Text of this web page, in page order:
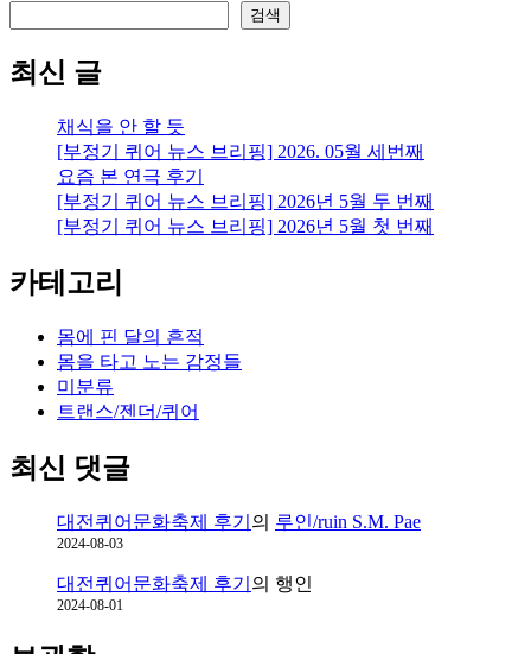
기
억:
22
을
기
법
검색
최신 글
채식을 안 할 듯
[부정기 퀴어 뉴스 브리핑] 2026. 05월 세번째
요즘 본 연극 후기
[부정기 퀴어 뉴스 브리핑] 2026년 5월 두 번째
[부정기 퀴어 뉴스 브리핑] 2026년 5월 첫 번째
카테고리
몸에 핀 달의 흔적
몸을 타고 노는 감정들
미분류
트랜스/젠더/퀴어
최신 댓글
대전퀴어문화축제 후기 의 루인/ruin S.M. Pae
2024-08-03
대전퀴어문화축제 후기 의 행인
2024-08-01